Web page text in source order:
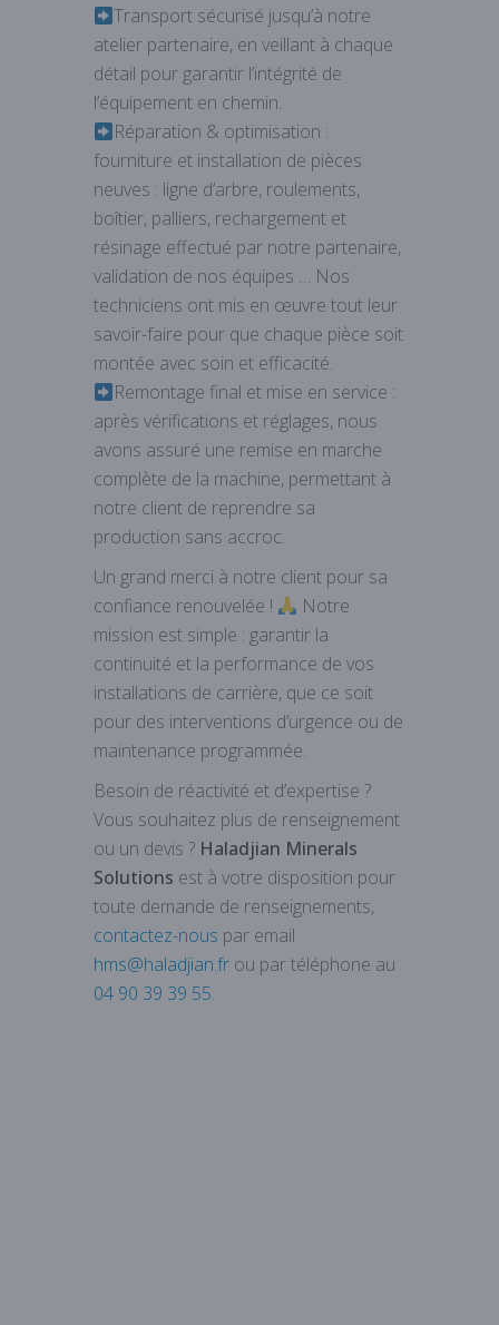
Transport sécurisé jusqu’à notre
atelier partenaire, en veillant à chaque
détail pour garantir l’intégrité de
l’équipement en chemin.
Réparation & optimisation :
fourniture et installation de pièces
neuves : ligne d’arbre, roulements,
boîtier, palliers, rechargement et
résinage effectué par notre partenaire,
validation de nos équipes … Nos
techniciens ont mis en œuvre tout leur
savoir-faire pour que chaque pièce soit
montée avec soin et efficacité.
Remontage final et mise en service :
après vérifications et réglages, nous
avons assuré une remise en marche
complète de la machine, permettant à
notre client de reprendre sa
production sans accroc.
Un grand merci à notre client pour sa
confiance renouvelée !
Notre
mission est simple : garantir la
continuité et la performance de vos
installations de carrière, que ce soit
pour des interventions d’urgence ou de
maintenance programmée.
Besoin de réactivité et d’expertise ?
Vous souhaitez plus de renseignement
ou un devis ? Haladjian Minerals
Solutions est à votre disposition pour
toute demande de renseignements,
contactez-nous par email
hms@haladjian.fr ou par téléphone au
04 90 39 39 55.